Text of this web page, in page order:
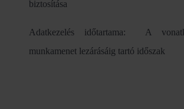
biztosítása
Adatkezelés időtartama: A
munkamenet lezárásáig tartó időszak